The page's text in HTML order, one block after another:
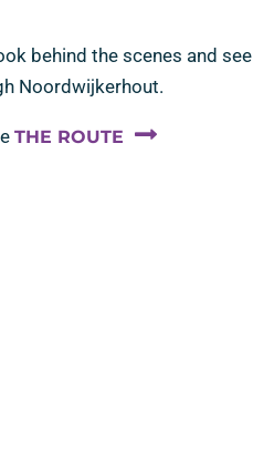
behind the scenes and see
Noordwijkerhout.
THE ROUTE